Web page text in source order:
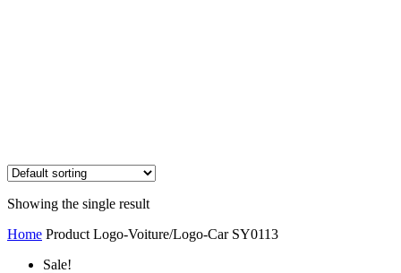
Showing the single result
Home Product Logo-Voiture/Logo-Car SY0113
Sale!